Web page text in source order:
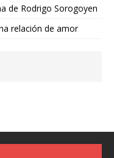
de Rodrigo Sorogoyen
relación de amor